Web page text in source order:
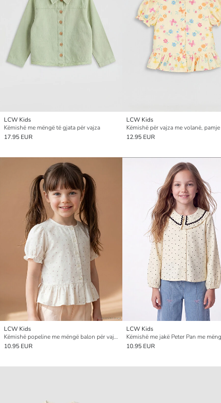
LCW Kids
Këmishë me mëngë të gjata për vajza
17.95 EUR
LCW Kids
Këmishë për vajza me volanë,
12.95 EUR
LCW Kids
Këmishë popeline me mëngë balon për vajza
10.95 EUR
LCW Kids
10.95 EUR